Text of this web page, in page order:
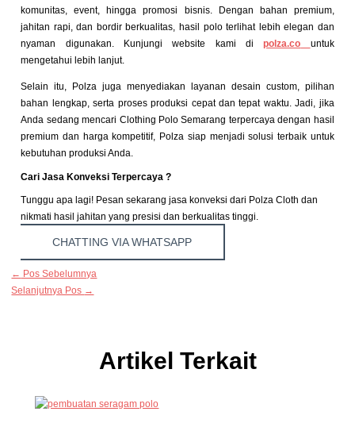
komunitas, event, hingga promosi bisnis. Dengan bahan premium,
jahitan rapi, dan bordir berkualitas, hasil polo terlihat lebih elegan dan
nyaman digunakan. Kunjungi website kami dipolza.co
untuk
mengetahui lebih lanjut.
Selain itu, Polza juga menyediakan layanan desain custom, pilihan
bahan lengkap, serta proses produksi cepat dan tepat waktu. Jadi, jika
Anda sedang mencari Clothing Polo Semarang terpercaya dengan hasil
premium dan harga kompetitif, Polza siap menjadi solusi terbaik untuk
kebutuhan produksi Anda.
Cari Jasa Konveksi Terpercaya ?
Tunggu apa lagi! Pesan sekarang jasa konveksi dari Polza Cloth dan
nikmati hasil jahitan yang presisi dan berkualitas tinggi.
CHATTING VIA WHATSAPP
← Pos Sebelumnya
Selanjutnya Pos →
Artikel Terkait